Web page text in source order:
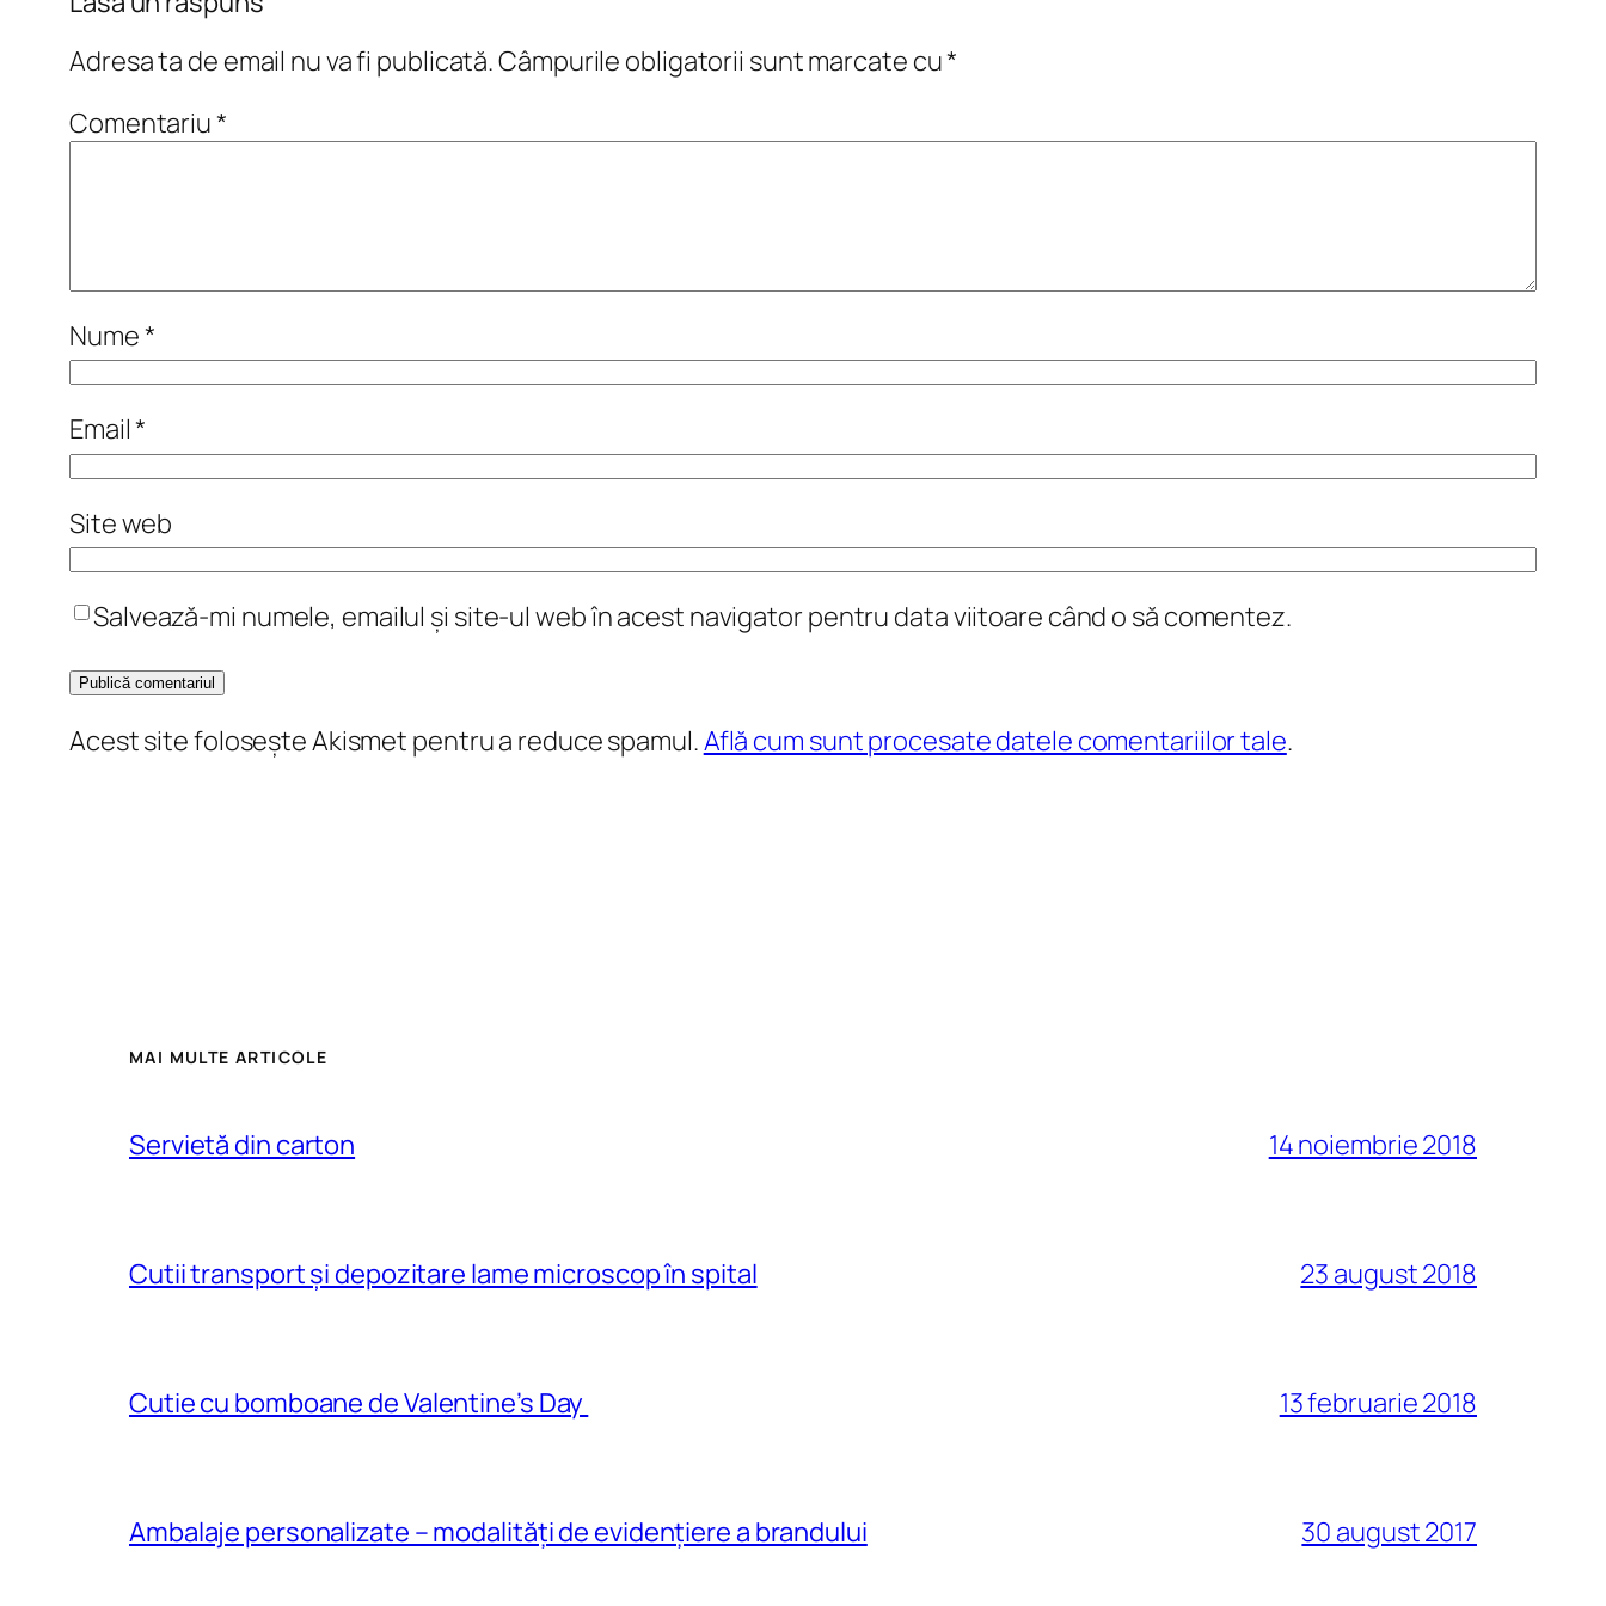
Adresa ta de email nu va fi publicată.Câmpurile obligatorii sunt marcate cu*
Comentariu*
Nume*
Email*
Site web
Salvează-mi numele, emailul și site-ul web în acest navigator pentru data viitoare când o să comentez.
Acest site folosește Akismet pentru a reduce spamul.Află cum sunt procesate datele comentariilor tale.
MAI MULTE ARTICOLE
Servietă din carton 14 noiembrie 2018
Cutii transport și depozitare lame microscop în spital 23 august 2018
Cutie cu bomboane de Valentine’s Day 13 februarie 2018
Ambalaje personalizate – modalităţi de evidenţiere a brandului 30 august 2017